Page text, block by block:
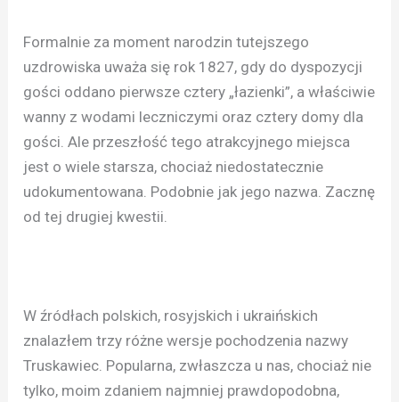
Formalnie za moment narodzin tutejszego
uzdrowiska uważa się rok 1827, gdy do dyspozycji
gości oddano pierwsze cztery „łazienki”, a właściwie
wanny z wodami leczniczymi oraz cztery domy dla
gości. Ale przeszłość tego atrakcyjnego miejsca
jest o wiele starsza, chociaż niedostatecznie
udokumentowana. Podobnie jak jego nazwa. Zacznę
od tej drugiej kwestii.
W źródłach polskich, rosyjskich i ukraińskich
znalazłem trzy różne wersje pochodzenia nazwy
Truskawiec. Popularna, zwłaszcza u nas, chociaż nie
tylko, moim zdaniem najmniej prawdopodobna,